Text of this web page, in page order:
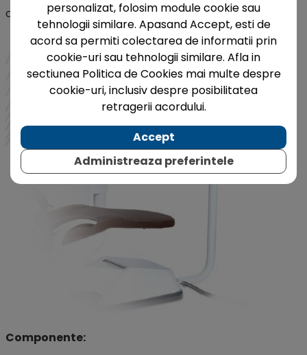
chirurgicala confortabila si precisa.
Componente:
personalizat, folosim module cookie sau
tehnologii similare. Apasand Accept, esti de
acord sa permiti colectarea de informatii prin
cookie-uri sau tehnologii similare. Afla in
sectiunea Politica de Cookies mai multe despre
cookie-uri, inclusiv despre posibilitatea
retragerii acordului.
Accept
Administreaza preferintele